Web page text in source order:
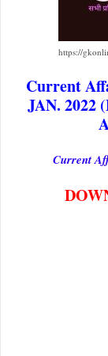
https://
Current
JAN. 2022
Current